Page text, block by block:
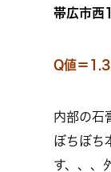
帯広市西
Q値＝
内部の石
ぼちぼち
す、、、